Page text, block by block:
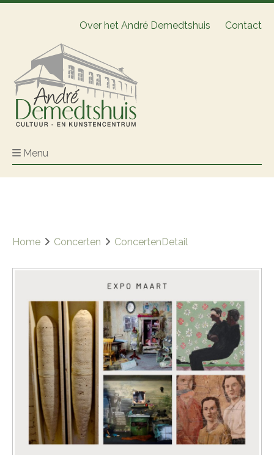
Over het André Demedtshuis Contact
Menu
Home Concerten ConcertenDetail